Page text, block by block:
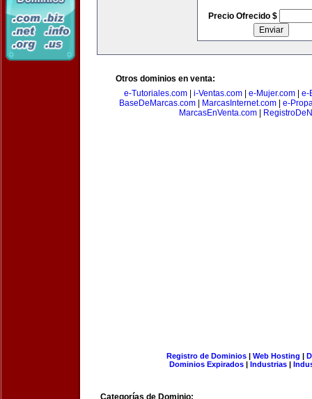
Precio Ofrecido $
Otros dominios en venta:
e-Tutoriales.com| i-Ventas.com| e-Mujer.com| e-
BaseDeMarcas.com| MarcasInternet.com| e-
MarcasEnVenta.com|
Registro de Dominios| Web Hosting |
Dominios Expirados | Industrias |
Categorías de Dominio: